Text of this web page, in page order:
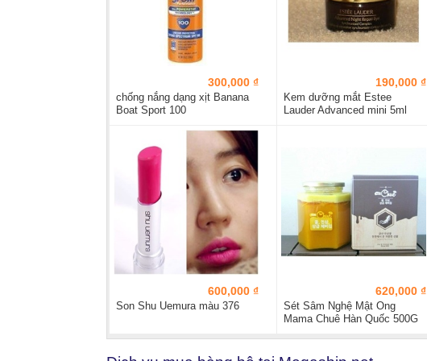
300,000 ₫
chống nắng dạng xịt Banana
Boat Sport 100
190,000 ₫
Kem dưỡng mắt Estee
Lauder Advanced mini 5ml
600,000 ₫
Son Shu Uemura màu 376
620,000 ₫
Sét Sâm Nghệ Mật Ong
Mama Chuê Hàn Quốc 500G